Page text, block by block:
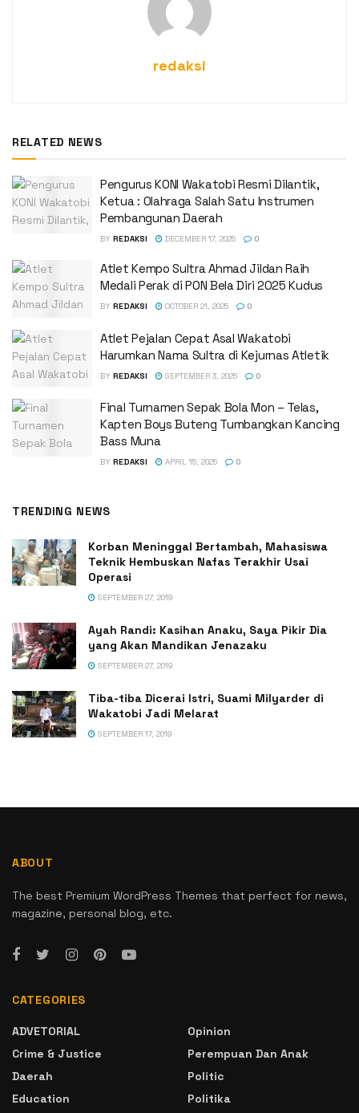
redaksi
RELATED NEWS
Pengurus KONI Wakatobi Resmi Dilantik,
Ketua : Olahraga Salah Satu Instrumen
Pembangunan Daerah
BY REDAKSI DECEMBER 17, 2025 0
Atlet Kempo Sultra Ahmad Jildan Raih
Medali Perak di PON Bela Diri 2025 Kudus
BY REDAKSI OCTOBER 21, 2025 0
Atlet Pejalan Cepat Asal Wakatobi
Harumkan Nama Sultra di Kejurnas Atletik
BY REDAKSI SEPTEMBER 3, 2025 0
Final Turnamen Sepak Bola Mon – Telas,
Kapten Boys Buteng Tumbangkan Kancing
Bass Muna
BY REDAKSI APRIL 15, 2025 0
TRENDING NEWS
Korban Meninggal Bertambah, Mahasiswa
Teknik Hembuskan Nafas Terakhir Usai
Operasi
SEPTEMBER 27, 2019
Ayah Randi: Kasihan Anaku, Saya Pikir Dia
yang Akan Mandikan Jenazaku
SEPTEMBER 27, 2019
Tiba-tiba Dicerai Istri, Suami Milyarder di
Wakatobi Jadi Melarat
SEPTEMBER 17, 2019
ABOUT
The best Premium WordPress Themes that perfect for news,
magazine, personal blog, etc.
CATEGORIES
ADVETORIAL
Crime & Justice
Daerah
Education
Opinion
Perempuan Dan Anak
Politic
Politika